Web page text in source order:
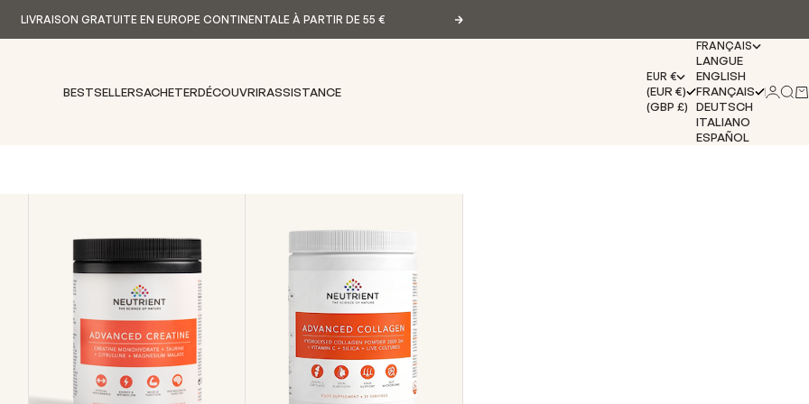
LIVRAISON GRATUITE EN EUROPE CONTINENTALE À PARTIR DE 55 € Suivant
BESTSELLERSACHETERDÉCOUVRIRASSISTANCE
EUR €
(EUR €)
(GBP £)
FRANÇAIS
LANGUE
ENGLISH
FRANÇAIS
DEUTSCH
ITALIANO
ESPAÑOL